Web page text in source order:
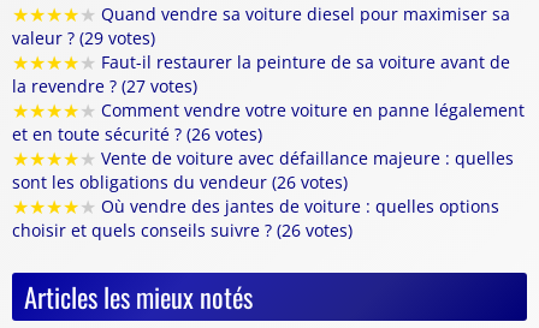
★★★★★ Quand vendre sa voiture diesel pour maximiser sa
valeur ? (29 votes)
★★★★★ Faut-il restaurer la peinture de sa voiture avant de
la revendre ? (27 votes)
★★★★★ Comment vendre votre voiture en panne légalement
et en toute sécurité ? (26 votes)
★★★★★ Vente de voiture avec défaillance majeure : quelles
sont les obligations du vendeur (26 votes)
★★★★★ Où vendre des jantes de voiture : quelles options
choisir et quels conseils suivre ? (26 votes)
Articles les mieux notés